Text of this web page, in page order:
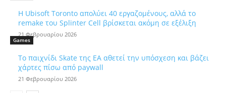
Η Ubisoft Toronto απολύει 40 εργαζομένους, αλλά το
remake του Splinter Cell βρίσκεται ακόμη σε εξέλιξη
21 Φεβρουαρίου 2026
Games
Το παιχνίδι Skate της EA αθετεί την υπόσχεση και βάζει
χάρτες πίσω από paywall
21 Φεβρουαρίου 2026